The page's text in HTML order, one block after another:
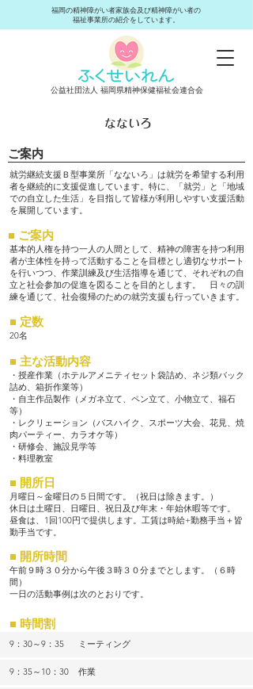
​公益社団法人 福岡県精神保健福祉会連合会
​福岡の精神障がい者家族会及び精神障がい者の
福祉事業所の紹介をしています。
なないろ
ご案内
就労継続支援Ｂ型事業所「なないろ」は就労を希望する利用
者を継続的に支援促進しています。特に、「就労」と「地域
での自立した生活」を目指して皆様が利用しやすい支援活動
を展開しています。
■ ご案内
基本的人権を持つ一人の人間として、精神の障害を持つ利用
者が主体性を持って活動することを目標とし適切なサポート
を行いつつ、作業訓練及び生活指導を通じて、それぞれの自
立と社会参加の促進を図ることを目的とします。 日々の訓
練を通じて、社会復帰のための就労支援も行っていきます。
■ 定数
20名
■ 主な活動内容
・授産作業（ホテルアメニティセット袋詰め、ネジ類バック
詰め、箱折作業等）
・自主作品製作（メガネ立て、ペン立て、小物立て、福石
等）
・レクリェーション（バスハイク、スポーツ大会、花見、焼
肉パーティー、カラオケ等）
・研修会、施設見学等
・料理教室
■ 開所日
月曜日～金曜日の５日間です。（祝日は除きます。）
休日は土曜日、日曜日、祝日及び年末・年始休暇等です。
昼食は、1回100円で提供します。工賃は時給+勤務手当＋皆
勤手当です。
■ 開所時間
午前９時３０分から午後３時３０分までとします。（６時
間）
一日の活動事例は次のとおりです。
■ 時間割
9：30～9：35 ミーティング
9：35～10：30 作業